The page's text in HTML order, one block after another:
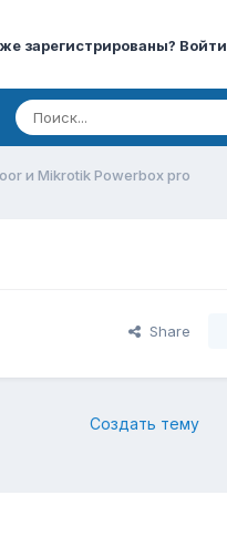
зарегистрированы? Войти
и Mikrotik Powerbox pro
Share
Создать тему